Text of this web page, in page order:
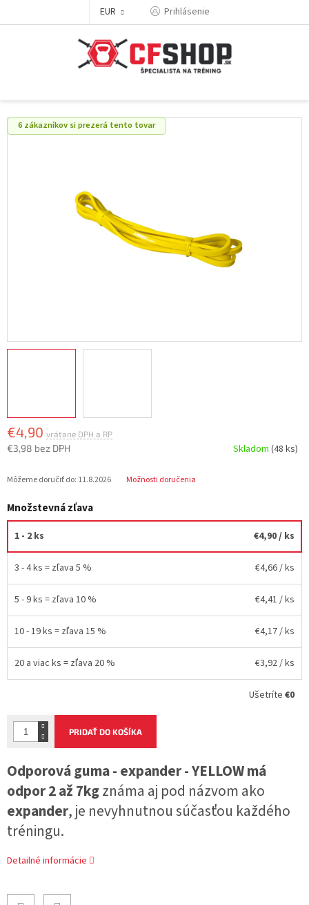
EUR Prihlásenie
€4,90
€3,98 bez DPH
cena:
Skladom(48 ks)
Môžeme doručiť do: 11.8.2026 Možnosti doručenia
Množstevná zľava
1 - 2 ks €4,90/ ks
3 - 4 ks = zľava 5 % €4,66/ ks
5 - 9 ks = zľava 10 % €4,41 / ks
10 - 19 ks = zľava 15 % €4,17/ ks
20 a viac ks = zľava 20 % €3,92/ ks
Ušetríte €0
PRIDAŤ DO KOŠÍKA
Odporová guma - expander - YELLOW má
odpor 2 až 7kgznáma aj pod názvom ako
expander, je nevyhnutnou súčasťou každého
tréningu.
Detailné informácie